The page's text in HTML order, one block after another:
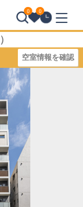
0 0
空室情報を確認